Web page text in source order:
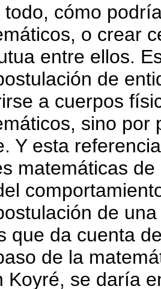
todo, cómo
o crear
entre ellos.
de
a cuerpos
sino
Y esta
matemáticas
de
que da cuenta
de la
Koyré, se daría